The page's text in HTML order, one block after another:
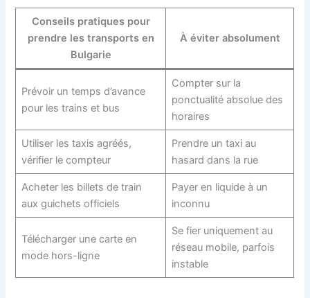
Conseils pratiques pour
prendre les transports en
Bulgarie
À éviter absolument
Prévoir un temps d’avance
pour les trains et bus
Compter sur la
ponctualité absolue des
horaires
Utiliser les taxis agréés,
vérifier le compteur
Prendre un taxi au
hasard dans la rue
Acheter les billets de train
aux guichets officiels
Payer en liquide à un
inconnu
Télécharger une carte en
mode hors-ligne
Se fier uniquement au
réseau mobile, parfois
instable